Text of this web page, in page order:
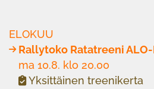
ELOKUU
Rallytoko Ratatreeni ALO-
ma 10.8. klo 20.00
Yksittäinen treenikerta